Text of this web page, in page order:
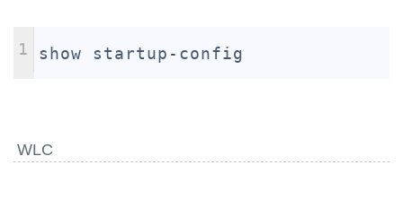
1 show startup-config
WLC